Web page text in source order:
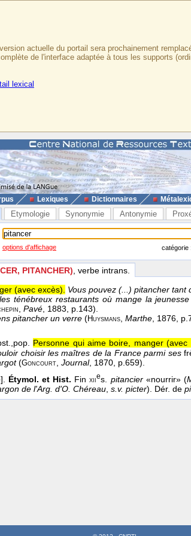
actuelle du portail sera prochainement
de l'interface adaptée à tous les supports
lexical
Lexiques Dictionnaires
Etymologie Synonymie Antonymie
options d'affichage catégorie :
PITANCHER) , verbe intrans.
(avec excès). Vous pouvez (...) pitancher tant
ténébreux restaurants où mange la
, Pavé, 1883, p.143).
pitancher un verre (Huysmans, Marthe, 1876,
pop. Personne qui aime boire, manger (avec
choisir les maîtres de la France parmi ses
(Goncourt, Journal, 1870, p.659).
Étymol. et Hist. Finxiies. pitancier«nourrir» (
de l'Arg. d'O. Chéreau s.v. picter). Dér. de